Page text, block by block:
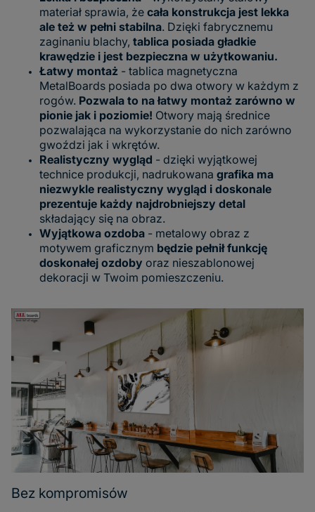
materiał sprawia, że cała konstrukcja jest lekka
ale też w pełni stabilna. Dzięki fabrycznemu
zaginaniu blachy, tablica posiada gładkie
krawędzie i jest bezpieczna w użytkowaniu.
Łatwy montaż - tablica magnetyczna
MetalBoards posiada po dwa otwory w każdym z
rogów. Pozwala to na łatwy montaż zarówno w
pionie jak i poziomie! Otwory mają średnice
pozwalająca na wykorzystanie do nich zarówno
gwoździ jak i wkrętów.
Realistyczny wygląd - dzięki wyjątkowej
technice produkcji, nadrukowana grafika ma
niezwykle realistyczny wygląd i doskonale
prezentuje każdy najdrobniejszy detal
składający się na obraz.
Wyjątkowa ozdoba - metalowy obraz z
motywem graficznym będzie pełnił funkcję
doskonałej ozdoby oraz nieszablonowej
dekoracji w Twoim pomieszczeniu.
Bez kompromisów